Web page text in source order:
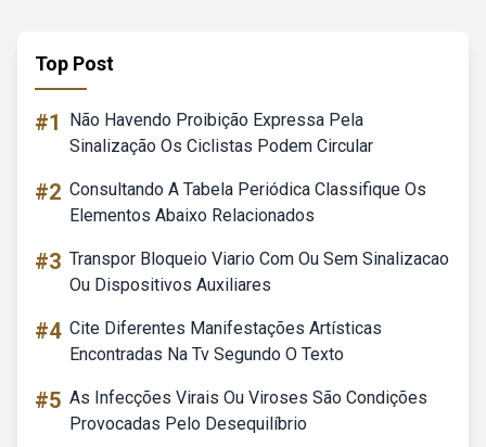
Top Post
#1
Não Havendo Proibição Expressa Pela
Sinalização Os Ciclistas Podem Circular
#2 Consultando A Tabela Periódica Classifique Os
Elementos Abaixo Relacionados
#3 Transpor Bloqueio Viario Com Ou Sem Sinalizacao
Ou Dispositivos Auxiliares
#4 Cite Diferentes Manifestações Artísticas
Encontradas Na Tv Segundo O Texto
#5 As Infecções Virais Ou Viroses São Condições
Provocadas Pelo Desequilíbrio